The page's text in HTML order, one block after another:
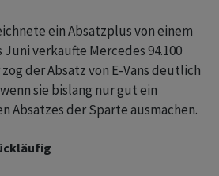
ein Absatzplus von einem
verkaufte Mercedes 94.100
der Absatz von E-Vans deutlich
sie bislang nur gut ein
Absatzes der Sparte ausmachen.